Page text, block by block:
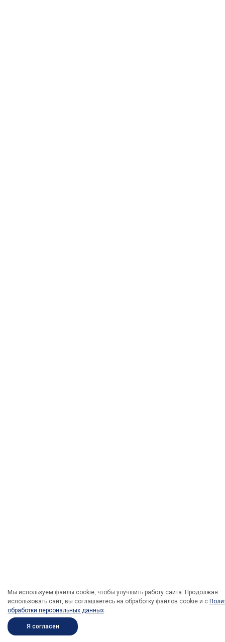
Мы используем файлы cookie, чтобы улучшить работу сайта. Продолжая
использовать сайт, вы соглашаетесь на обработку файлов cookie и c
обработки персональных данных.
Я согласен